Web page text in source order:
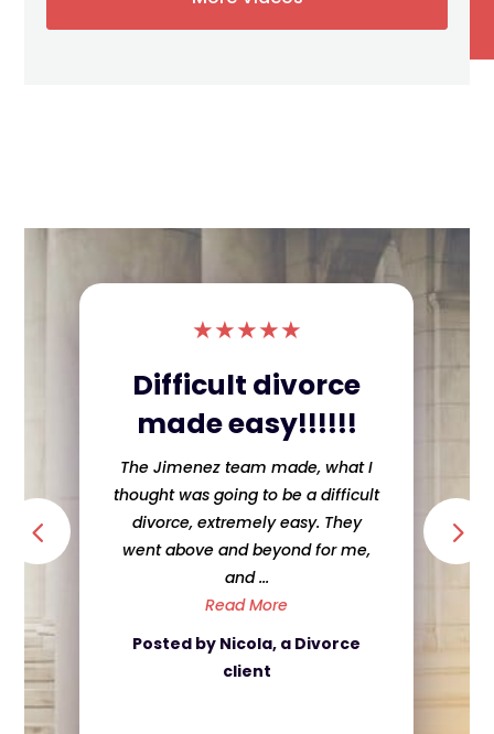
★★★★★
Difficult divorce
made easy!!!!!!
The Jimenez team made, what I
thought was going to be a difficult
divorce, extremely easy. They
went above and beyond for me,
and ...
Read More
Posted by Nicola, a Divorce
client